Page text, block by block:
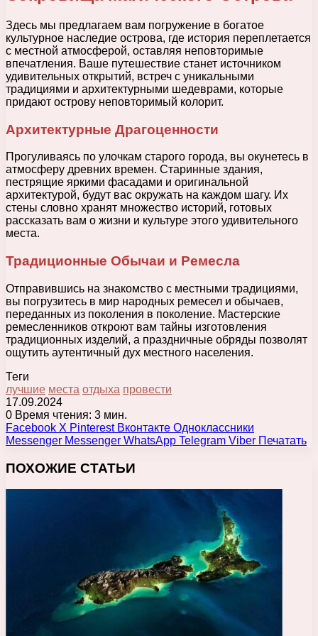
Здесь мы предлагаем вам погружение в богатое
культурное наследие острова, где история переплетается
с местной атмосферой, оставляя неповторимые
впечатления. Ваше путешествие станет источником
удивительных открытий, встреч с уникальными
традициями и архитектурными шедеврами, которые
придают острову неповторимый колорит.
Архитектурные Драгоценности
Прогуливаясь по улочкам старого города, вы окунетесь в
атмосферу древних времен. Старинные здания,
пестрящие яркими фасадами и оригинальной
архитектурой, будут вас окружать на каждом шагу. Их
стены словно хранят множество историй, готовых
рассказать вам о жизни и культуре этого удивительного
места.
Традиционные Обычаи и Ремесла
Отправившись на знакомство с местными традициями,
вы погрузитесь в мир народных ремесел и обычаев,
переданных из поколения в поколение. Мастерские
ремесленников откроют вам тайны изготовления
традиционных изделий, а праздничные обряды позволят
ощутить аутентичный дух местного населения.
Теги
лучшие места отдыха провести
17.09.2024
0 Время чтения: 3 мин.
Facebook X Pinterest Вконтакте Одноклассники
Messenger Messenger WhatsApp Telegram Viber Печатать
ПОХОЖИЕ СТАТЬИ